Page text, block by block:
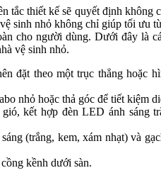
tắc thiết kế sẽ quyết định không
sinh nhỏ không chỉ giúp tối ưu
cho người dùng. Dưới đây là
vệ sinh nhỏ.
đặt theo một trục thẳng hoặc
nhỏ hoặc thả góc để tiết kiệm
kết hợp đèn LED ánh sáng
(trắng, kem, xám nhạt) và
kềnh dưới sàn.